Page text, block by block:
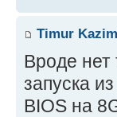
Timur
Вроде нет
запуска
BIOS на